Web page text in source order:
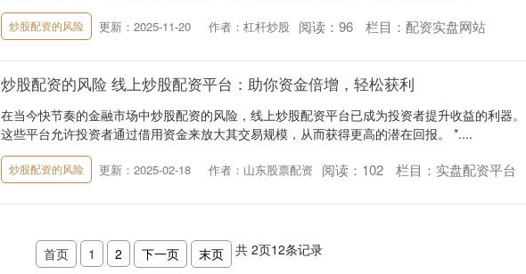
炒股配资的风险 更新：2025-11-20 作者：杠杆炒股 阅读： 96 栏目： 配资实盘网站
炒股配资的风险 线上炒股配资平台：助你资金倍增，轻松获利
在当今快节奏的金融市场中炒股配资的风险，线上炒股配资平台已成为投资者提升收益的利器。
这些平台允许投资者通过借用资金来放大其交易规模，从而获得更高的潜在回报。 *....
炒股配资的风险 更新：2025-02-18 作者：山东股票配资 阅读： 102 栏目： 实盘配资平台
首页 1 2 下一页 末页 共 2页12条记录